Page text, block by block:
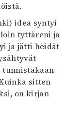
idea syntyi
tyttäreni ja
ja jätti heidät
tunnistakaan
sitten
on kirjan